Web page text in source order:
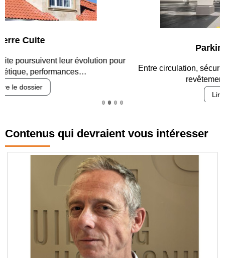
Entre circulation, sécurisation des accès, durabilité des
Contenus qui devraient vous intéresser